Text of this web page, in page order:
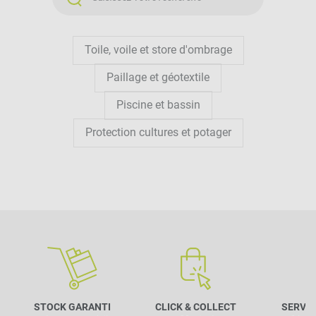
POUR INSTALLÉE UNE
TOILE ADAPTÉE ?
Toile, voile et store d'ombrage
Paillage et géotextile
Piscine et bassin
Protection cultures et potager
STOCK GARANTI CLICK & COLLECT